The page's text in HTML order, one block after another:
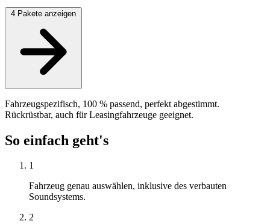
4 Pakete anzeigen
Fahrzeugspezifisch, 100 % passend, perfekt abgestimmt.
Rückrüstbar, auch für Leasingfahrzeuge geeignet.
So einfach geht's
1
Fahrzeug genau auswählen, inklusive des verbauten
Soundsystems.
2